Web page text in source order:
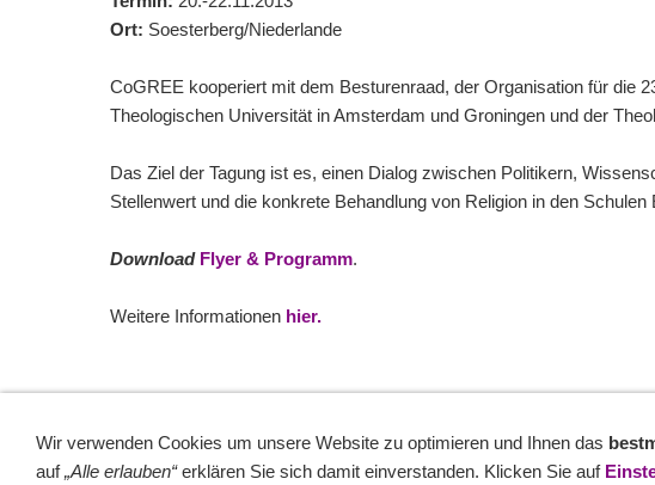
Ort: Soesterberg/Niederlande
CoGREE kooperiert mit dem Besturenraad, der Organisation für die
Theologischen Universität in Amsterdam und Groningen und der
Das Ziel der Tagung ist es, einen Dialog zwischen Politikern,
Stellenwert und die konkrete Behandlung von Religion in den Schulen
Download Flyer & Programm.
Weitere Informationen hier.
Wir verwenden Cookies um unsere Website zu optimieren und Ihnen das
auf„Alle erlauben“erklären Sie sich damit einverstanden. Klicken Sie auf